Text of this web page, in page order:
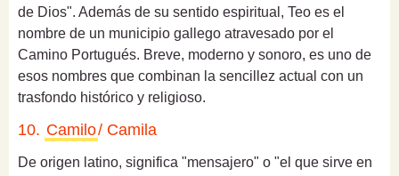
de Dios". Además de su sentido espiritual, Teo es el
nombre de un municipio gallego atravesado por el
Camino Portugués. Breve, moderno y sonoro, es uno de
esos nombres que combinan la sencillez actual con un
trasfondo histórico y religioso.
10. Camilo/ Camila
De origen latino, significa "mensajero" o "el que sirve en